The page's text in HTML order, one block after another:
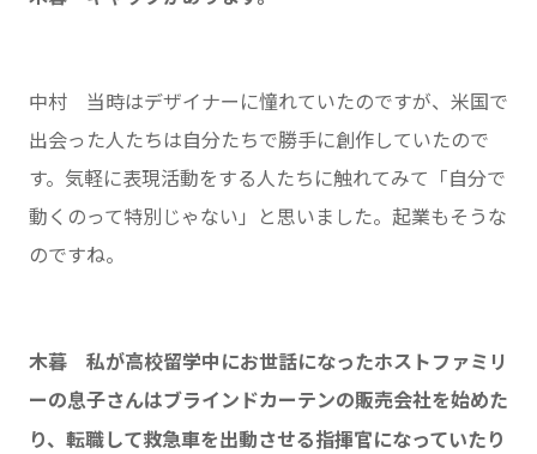
中村 当時はデザイナーに憧れていたのですが、米国で
出会った人たちは自分たちで勝手に創作していたので
す。気軽に表現活動をする人たちに触れてみて「自分で
動くのって特別じゃない」と思いました。起業もそうな
のですね。
木暮 私が高校留学中にお世話になったホストファミリ
ーの息子さんはブラインドカーテンの販売会社を始めた
り、転職して救急車を出動させる指揮官になっていたり